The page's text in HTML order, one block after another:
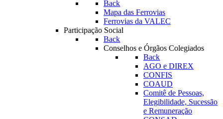
Back
Mapa das Ferrovias
Ferrovias da VALEC
Participação Social
Back
Conselhos e Órgãos Colegiados
Back
AGO e DIREX
CONFIS
COAUD
Comitê de Pessoas,
Elegibilidade, Sucessão
e Remuneração